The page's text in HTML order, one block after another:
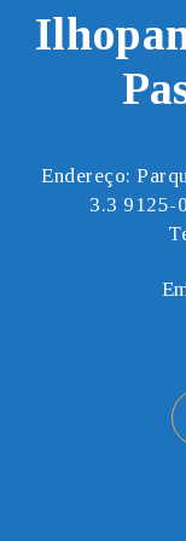
Endereço:
3.3 9125-